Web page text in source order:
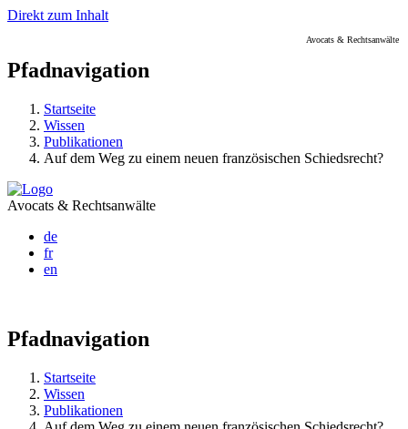
Direkt zum Inhalt
Avocats & Rechtsanwälte
Pfadnavigation
Startseite
Wissen
Publikationen
Auf dem Weg zu einem neuen französischen Schiedsrecht?
Avocats & Rechtsanwälte
de
fr
en
Pfadnavigation
Startseite
Wissen
Publikationen